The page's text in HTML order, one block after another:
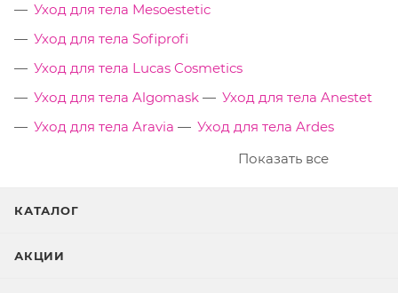
Уход для тела Mesoestetic
Уход для тела Sofiprofi
Уход для тела Lucas Cosmetics
Уход для тела Algomask
Уход для тела Anestet
Уход для тела Aravia
Уход для тела Ardes
Показать все
КАТАЛОГ
АКЦИИ